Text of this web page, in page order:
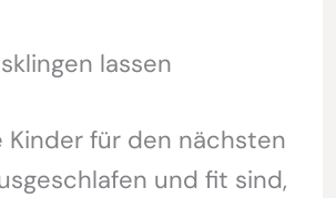
lassen
Kinder für den nächsten
und fit sind,